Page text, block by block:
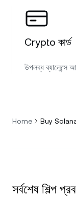
Crypto কার্ড
উপলব্ধ ব্যালেন্সে
Home Buy
সর্বশেষ শিল্প